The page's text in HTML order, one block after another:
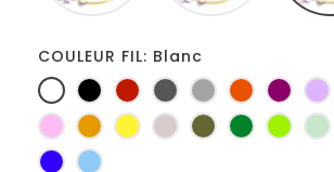
COULEUR FIL: Blanc
BlancNoir RougeGris
foncé
Gris
clair
Orange
Prune
RoseJaune
d'or
jauneFicelleKaki Vert
bouteille
Anis
BleuBleu